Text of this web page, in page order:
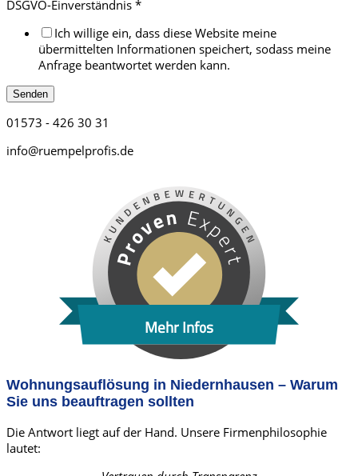
DSGVO-Einverständnis *
Ich willige ein, dass diese Website meine
übermittelten Informationen speichert, sodass meine
Anfrage beantwortet werden kann.
Senden
01573 - 426 30 31
info@ruempelprofis.de
Mehr Infos
Wohnungsauflösung in Niedernhausen – Warum
Sie uns beauftragen sollten
Die Antwort liegt auf der Hand. Unsere Firmenphilosophie
lautet: